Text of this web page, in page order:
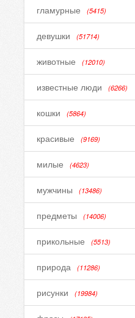
гламурные (5415)
девушки (51714)
животные (12010)
известные люди (6266)
кошки (5864)
красивые (9169)
милые (4623)
мужчины (13486)
предметы (14006)
прикольные (5513)
природа (11286)
рисунки (19984)